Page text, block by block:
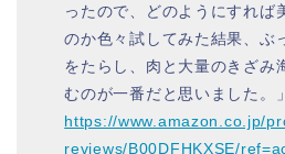
ったので、どのようにすれば
のか色々試してみた結果、ぶ
をたらし、肉と大量のきざみ
むのが一番だと思いました。」
https://www.amazon.co.jp/
reviews/B00DFHKXSE/